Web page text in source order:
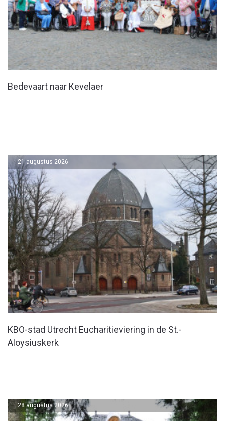
Bedevaart naar Kevelaer
KBO-stad Utrecht Eucharitieviering in de St.-
Aloysiuskerk
21 augustus 2026
28 augustus 2026